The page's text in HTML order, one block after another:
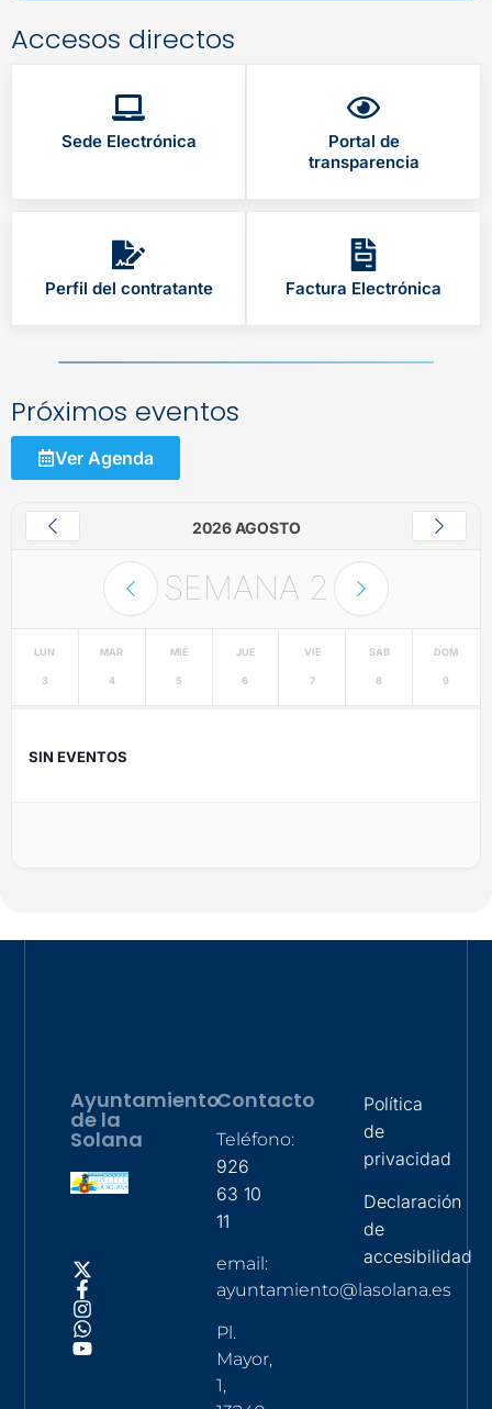
Accesos directos
Sede Electrónica
Portal de
transparencia
Perfil del contratante Factura Electrónica
Próximos eventos
Ver Agenda
2026 AGOSTO
SEMANA 2
LUN
3
MAR
4
MIÉ
5
JUE
6
VIE
7
SÁB
8
DOM
9
SIN EVENTOS
Ayuntamiento
de la
Solana
Contacto
Teléfono:
926
63 10
11
email:
ayuntamiento@lasolana.es
Pl.
Mayor,
1,
Política
de
privacidad
Declaración
de
accesibilidad